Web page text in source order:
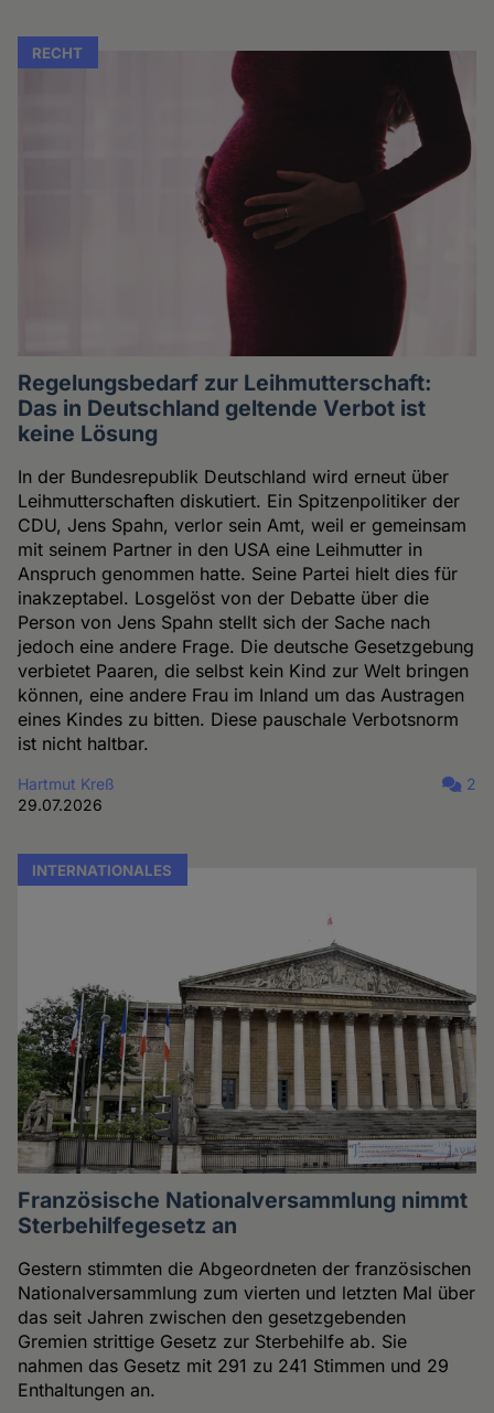
RECHT
Regelungsbedarf zur Leihmutterschaft:
Das in Deutschland geltende Verbot ist
keine Lösung
In der Bundesrepublik Deutschland wird erneut über
Leihmutterschaften diskutiert. Ein Spitzenpolitiker der
CDU, Jens Spahn, verlor sein Amt, weil er gemeinsam
mit seinem Partner in den USA eine Leihmutter in
Anspruch genommen hatte. Seine Partei hielt dies für
inakzeptabel. Losgelöst von der Debatte über die
Person von Jens Spahn stellt sich der Sache nach
jedoch eine andere Frage. Die deutsche Gesetzgebung
verbietet Paaren, die selbst kein Kind zur Welt bringen
können, eine andere Frau im Inland um das Austragen
eines Kindes zu bitten. Diese pauschale Verbotsnorm
ist nicht haltbar.
Hartmut Kreß
29.07.2026
2
INTERNATIONALES
Französische Nationalversammlung nimmt
Sterbehilfegesetz an
Gestern stimmten die Abgeordneten der französischen
Nationalversammlung zum vierten und letzten Mal über
das seit Jahren zwischen den gesetzgebenden
Gremien strittige Gesetz zur Sterbehilfe ab. Sie
nahmen das Gesetz mit 291 zu 241 Stimmen und 29
Enthaltungen an.